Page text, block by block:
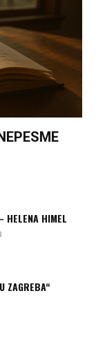
HELENA HIMEL
ZAGREBA“